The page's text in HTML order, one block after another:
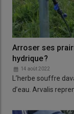
Arroser ses
hydrique ?
14 août 2022
L’herbe souffre
d’eau. Arvalis